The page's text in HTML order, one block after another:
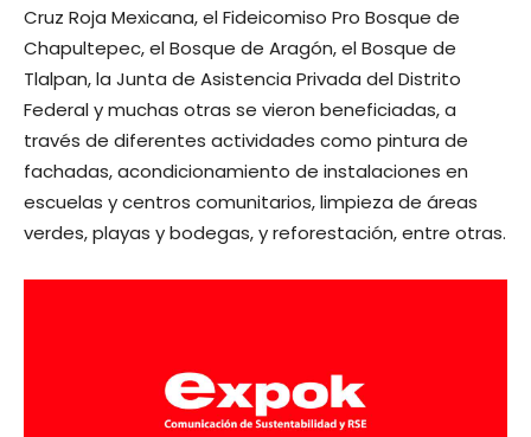
Cruz Roja Mexicana, el Fideicomiso Pro Bosque de
Chapultepec, el Bosque de Aragón, el Bosque de
Tlalpan, la Junta de Asistencia Privada del Distrito
Federal y muchas otras se vieron beneficiadas, a
través de diferentes actividades como pintura de
fachadas, acondicionamiento de instalaciones en
escuelas y centros comunitarios, limpieza de áreas
verdes, playas y bodegas, y reforestación, entre otras.